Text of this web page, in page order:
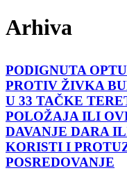
Arhiva
PODIGNUTA
PROTIV ŽIVKA
U 33 TAČKE
POLOŽAJA ILI
DAVANJE DARA
KORISTI I
POSREDOVANJE